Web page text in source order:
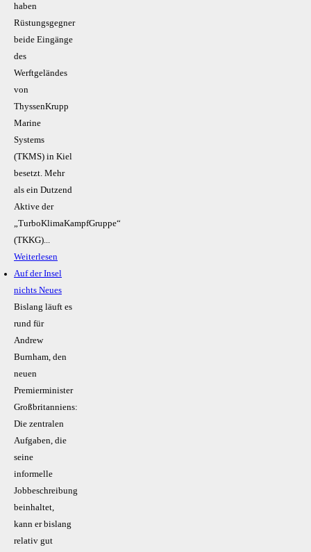
haben
Rüstungsgegner
beide Eingänge
des
Werftgeländes
von
ThyssenKrupp
Marine
Systems
(TKMS) in Kiel
besetzt. Mehr
als ein Dutzend
Aktive der
„TurboKlimaKampfGruppe“
(TKKG)...
Weiterlesen
Auf der Insel
nichts Neues
Bislang läuft es
rund für
Andrew
Burnham, den
neuen
Premierminister
Großbritanniens:
Die zentralen
Aufgaben, die
seine
informelle
Jobbeschreibung
beinhaltet,
kann er bislang
relativ gut